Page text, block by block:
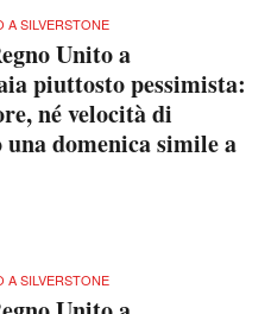
A SILVERSTONE
Unito a
piuttosto pessimista:
né velocità di
domenica simile a
A SILVERSTONE